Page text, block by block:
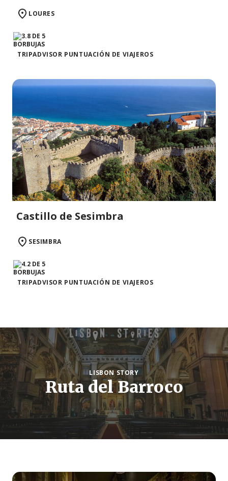
LOURES
TRIPADVISOR PUNTUACIÓN DE VIAJEROS
Castillo de Sesimbra
SESIMBRA
TRIPADVISOR PUNTUACIÓN DE VIAJEROS
LISBON STORY
Ruta del Barroco